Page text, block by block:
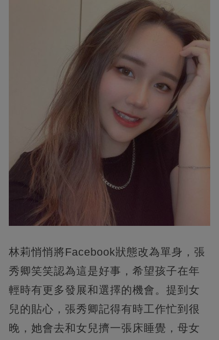
林莉悄悄將Facebook狀態改為單身，張
秀卿笑笑認為這是好事，希望孩子在年
輕時有更多發展和選擇的機會。提到女
兒的貼心，張秀卿記得有時工作忙到很
晚，她會去和女兒擠一張床睡覺，母女